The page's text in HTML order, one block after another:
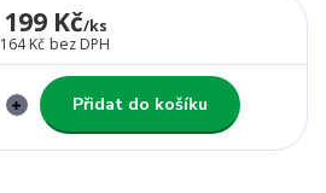
199 Kč/ks
164 Kč bez DPH
Přidat do košíku